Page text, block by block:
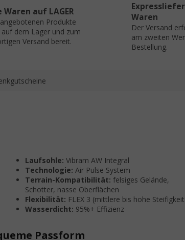
Waren auf LAGER
Produkte
auf dem Lager und zum
Versand bereit.
Waren
Der Versand
am zweiten
Bestellung.
Laufsohle: Vibram AW Integral
Technologie: Air Pulse System
Terrain-Kompatibilität: felsiges Gelände,
Schotter, nasse Oberflächen
Flexibilität: FLEX 3 (mittlere bis hohe
Wasserdicht: 95%+ Effizienz
Passform